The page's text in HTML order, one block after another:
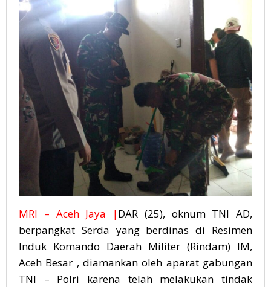
MRI – Aceh Jaya |DAR (25), oknum TNI AD,
berpangkat Serda yang berdinas di Resimen
Induk Komando Daerah Militer (Rindam) IM,
Aceh Besar , diamankan oleh aparat gabungan
TNI – Polri karena telah melakukan tindak